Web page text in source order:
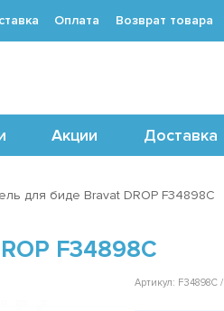
24
Акции Доставка
Оплата Возврат товара
для биде Bravat DROP F34898C
F34898C
Артикул: F34898C /